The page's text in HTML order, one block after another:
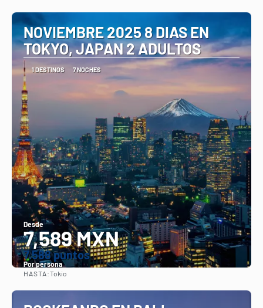
NOVIEMBRE 2025 8 DIAS EN
TOKYO, JAPAN 2 ADULTOS
1 DESTINOS 7 NOCHES
Desde
7,589 MXN
7.588 puntos
Por persona
HASTA:Tokio